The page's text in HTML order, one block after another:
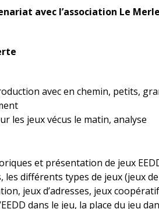
avec l’association Le
avec en chemin, petits,
les jeux vécus le matin, analyse
et présentation de jeux
les différents types de jeux (jeux
jeux d’adresses, jeux
dans le jeu, la place du jeu